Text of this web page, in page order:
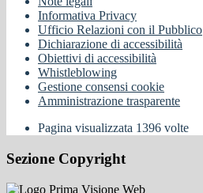
Informativa Privacy
Ufficio Relazioni con il Pubblico
Dichiarazione di accessibilità
Obiettivi di accessibilità
Whistleblowing
Gestione consensi cookie
Amministrazione trasparente
Pagina visualizzata 1396 volte
Sezione Copyright